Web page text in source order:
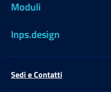
Moduli
Inps.design
Sedi e Contatti